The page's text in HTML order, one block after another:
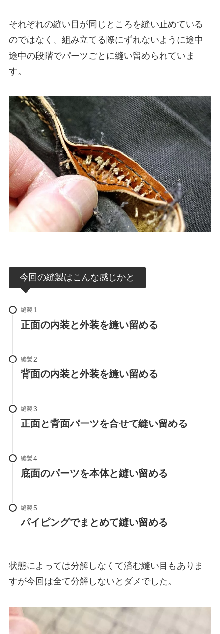
それぞれの縫い目が同じところを縫い止めている
のではなく、組み立てる際にずれないように途中
途中の段階でパーツごとに縫い留められていま
す。
今回の縫製はこんな感じかと
縫製
正面の内装と外装を縫い留める
縫製
背面の内装と外装を縫い留める
縫製
正面と背面パーツを合せて縫い留める
縫製
底面のパーツを本体と縫い留める
縫製
パイピングでまとめて縫い留める
状態によっては分解しなくて済む縫い目もありま
すが今回は全て分解しないとダメでした。